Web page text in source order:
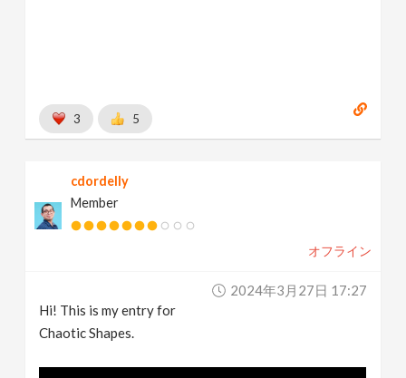
3 5
cdordelly
Member
オフライン
2024年3月27日 17:27
Hi! This is my entry for
Chaotic Shapes.